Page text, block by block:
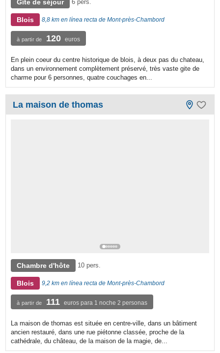
Gîte de séjour 6 pers.
Blois 8,8 km en línea recta de Mont-près-Chambord
à partir de 120 euros
En plein coeur du centre historique de blois, à deux pas du chateau,
dans un environnement complètement préservé, très vaste gite de
charme pour 6 personnes, quatre couchages en...
La maison de thomas
Chambre d'hôte 10 pers.
Blois 9,2 km en línea recta de Mont-près-Chambord
à partir de 111 euros para 1 noche 2 personas
La maison de thomas est située en centre-ville, dans un bâtiment
ancien restauré, dans une rue piétonne classée, proche de la
cathédrale, du château, de la maison de la magie, de...